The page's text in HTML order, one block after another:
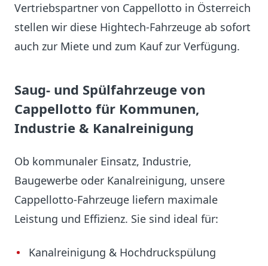
Vertriebspartner von Cappellotto in Österreich
stellen wir diese Hightech-Fahrzeuge ab sofort
auch zur Miete und zum Kauf zur Verfügung.
Saug- und Spülfahrzeuge von
Cappellotto für Kommunen,
Industrie & Kanalreinigung
Ob kommunaler Einsatz, Industrie,
Baugewerbe oder Kanalreinigung, unsere
Cappellotto-Fahrzeuge liefern maximale
Leistung und Effizienz. Sie sind ideal für:
Kanalreinigung & Hochdruckspülung